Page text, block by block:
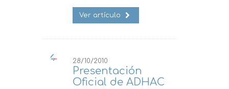
Ver artículo
28/10/2010
Presentación
Oficial de ADHAC